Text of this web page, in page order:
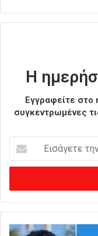
Η
Εγγραφείτε στο
συγκεντρωμένες
σ
γ
ε
ε